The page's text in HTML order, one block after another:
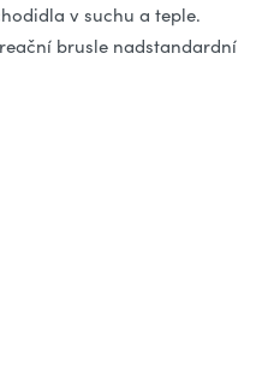
v suchu a teple.
brusle nadstandardní